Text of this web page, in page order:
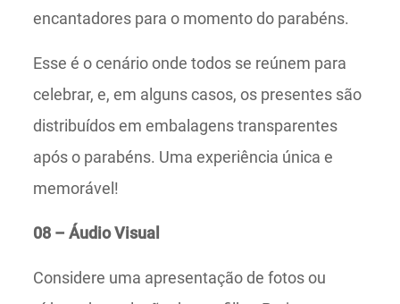
encantadores para o momento do parabéns.
Esse é o cenário onde todos se reúnem para
celebrar, e, em alguns casos, os presentes são
distribuídos em embalagens transparentes
após o parabéns. Uma experiência única e
memorável!
08 – Áudio Visual
Considere uma apresentação de fotos ou